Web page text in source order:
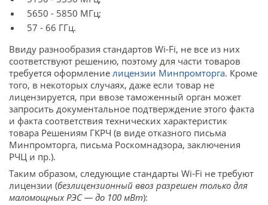
5650 - 5850 МГц;
57 - 66 ГГц.
Ввиду разнообразия стандартов Wi-Fi, не все из них
соответствуют решению, поэтому для части товаров
требуется оформление лицензии Минпромторга. Кроме
того, в некоторых случаях, даже если товар не
лицензируется, при ввозе таможенный орган может
запросить документальное подтверждение этого факта
и факта соответствия технических характеристик
товара Решениям ГКРЧ (в виде отказного письма
Минпромторга, письма Роскомнадзора, заключения
РЧЦ и пр.).
Таким образом, следующие стандарты Wi-Fi не требуют
лицензии (безлицензионный ввоз разрешен только для
маломощных РЭС — до 100 мВт):